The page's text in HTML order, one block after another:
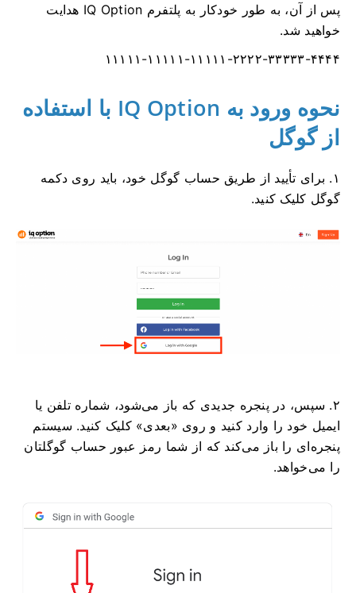
پس از آن، به طور خودکار به پلتفرم IQ Option هدایت
خواهید شد.
۱۱۱۱۱-۱۱۱۱۱-۱۱۱۱۱-۲۲۲۲-۳۳۳۳۳-۴۴۴۴
نحوه ورود به IQ Option با استفاده
از گوگل
۱. برای تأیید از طریق حساب گوگل خود، باید روی دکمه
گوگل کلیک کنید.
۲. سپس، در پنجره جدیدی که باز می‌شود، شماره تلفن یا
ایمیل خود را وارد کنید و روی «بعدی» کلیک کنید. سیستم
پنجره‌ای را باز می‌کند که از شما رمز عبور حساب گوگلتان
را می‌خواهد.